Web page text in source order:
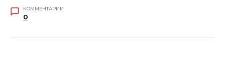
КОММЕНТАРИИ
0